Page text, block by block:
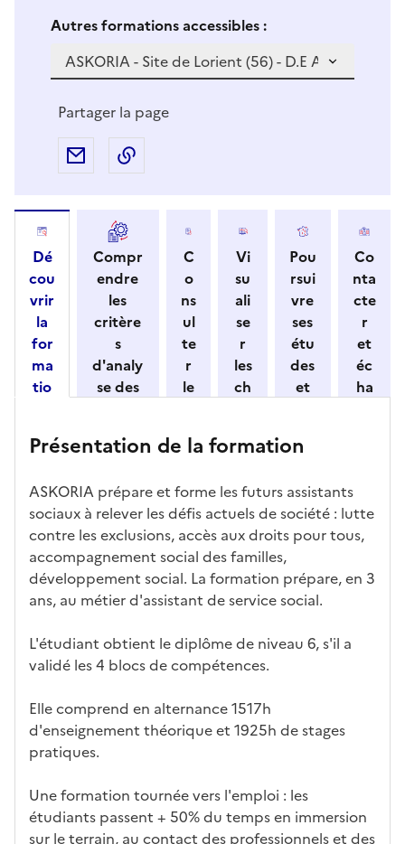
Si vous sélectionnez une formation dans la zone
Autres formations accessibles :S
v
z
n
e
o
r
m
a
t
i
n
d
n
s
z
o
Partager la page
Partager par e-mail
Dé
cou
vrir
la
for
ma
tio
ses
act
éris
tiq
ues
Compr
endre
les
critère
s
d'analy
se des
par
ssemen
t
C
o
ns
ul
te
r
le
o
ali
té
s
d
e
c
n
di
at
ur
Vi
su
ali
se
r
les
ch
s
ac
cè
s à
la
fo
rm
on
Pou
rsui
vre
ses
étu
des
et
re
dé
bo
uch
Co
nta
cte
r
et
éc
ha
abl
iss
ent
Présentation de la formation
ASKORIA prépare et forme les futurs assistants
sociaux à relever les défis actuels de société : lutte
contre les exclusions, accès aux droits pour tous,
accompagnement social des familles,
développement social. La formation prépare, en 3
ans, au métier d'assistant de service social.
L'étudiant obtient le diplôme de niveau 6, s'il a
validé les 4 blocs de compétences.
Elle comprend en alternance 1517h
d'enseignement théorique et 1925h de stages
pratiques.
Une formation tournée vers l'emploi : les
étudiants passent + 50% du temps en immersion
sur le terrain, au contact des professionnels et des